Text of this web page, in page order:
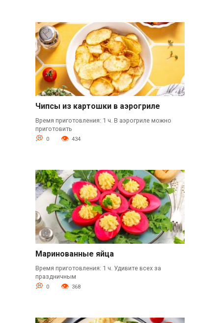
Чипсы из картошки в аэрогриле
Время приготовления: 1 ч. В аэрогриле можно
приготовить
0 434
Маринованные яйца
Время приготовления: 1 ч. Удивите всех за
праздничным
0 368